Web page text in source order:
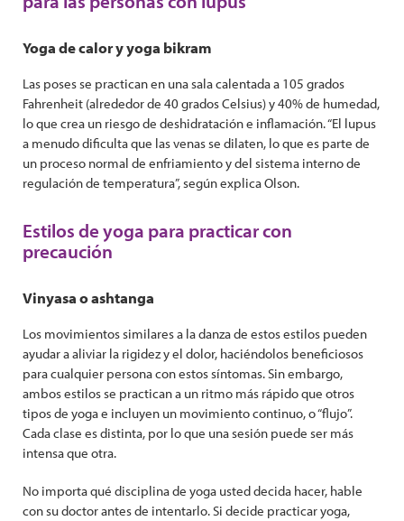
Yoga de calor y yoga bikram
Las poses se practican en una sala calentada a 105 grados
Fahrenheit (alrededor de 40 grados Celsius) y 40% de humedad,
lo que crea un riesgo de deshidratación e inflamación. “El lupus
a menudo dificulta que las venas se dilaten, lo que es parte de
un proceso normal de enfriamiento y del sistema interno de
regulación de temperatura”, según explica Olson.
Estilos de yoga para practicar con
precaución
Vinyasa o ashtanga
Los movimientos similares a la danza de estos estilos pueden
ayudar a aliviar la rigidez y el dolor, haciéndolos beneficiosos
para cualquier persona con estos síntomas. Sin embargo,
ambos estilos se practican a un ritmo más rápido que otros
tipos de yoga e incluyen un movimiento continuo, o “flujo”.
Cada clase es distinta, por lo que una sesión puede ser más
intensa que otra.
No importa qué disciplina de yoga usted decida hacer, hable
con su doctor antes de intentarlo. Si decide practicar yoga,